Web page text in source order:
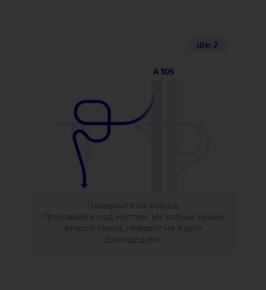
Поверните на кольце
Проезжайте под мостом. На кольце нужен
второй съезд: поворот на Карго
Домодедово.